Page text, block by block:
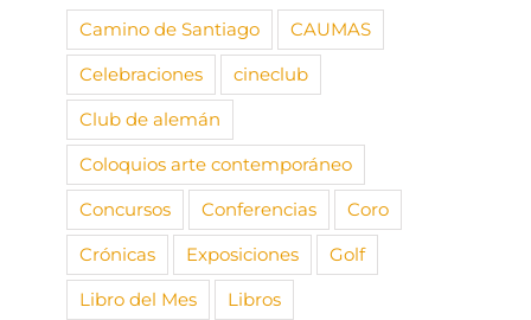
Camino de Santiago
CAUMAS
Celebraciones
cineclub
Club de alemán
Coloquios arte contemporáneo
Concursos
Conferencias
Coro
Crónicas
Exposiciones
Golf
Libro del Mes
Libros